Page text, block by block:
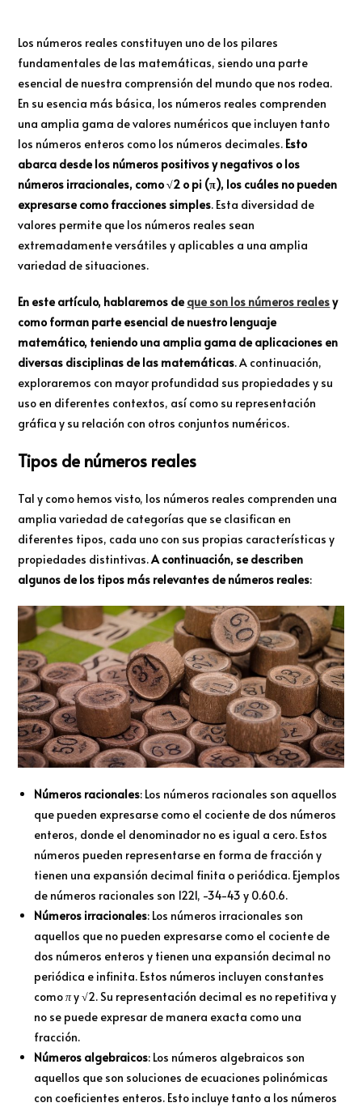
Los números reales constituyen uno de los pilares
fundamentales de las matemáticas, siendo una parte
esencial de nuestra comprensión del mundo que nos rodea.
En su esencia más básica, los números reales comprenden
una amplia gama de valores numéricos que incluyen tanto
los números enteros como los números decimales. Esto
abarca desde los números positivos y negativos o los
números irracionales, como √2 o pi (π), los cuáles no pueden
expresarse como fracciones simples. Esta diversidad de
valores permite que los números reales sean
extremadamente versátiles y aplicables a una amplia
variedad de situaciones.
En este artículo, hablaremos deque son los números realesy
como forman parte esencial de nuestro lenguaje
matemático, teniendo una amplia gama de aplicaciones en
diversas disciplinas de las matemáticas. A continuación,
exploraremos con mayor profundidad sus propiedades y su
uso en diferentes contextos, así como su representación
gráfica y su relación con otros conjuntos numéricos.
Tipos de números reales
Tal y como hemos visto, los números reales comprenden una
amplia variedad de categorías que se clasifican en
diferentes tipos, cada uno con sus propias características y
propiedades distintivas.A continuación, se describen
algunos de los tipos más relevantes de números reales:
Números racionales: Los números racionales son aquellos
que pueden expresarse como el cociente de dos números
enteros, donde el denominador no es igual a cero. Estos
números pueden representarse en forma de fracción y
tienen una expansión decimal finita o periódica. Ejemplos
de números racionales son 1221​, −34−43​ y 0.60.6.
Números irracionales: Los números irracionales son
aquellos que no pueden expresarse como el cociente de
dos números enteros y tienen una expansión decimal no
periódica e infinita. Estos números incluyen constantes
comoπy √2​. Su representación decimal es no repetitiva y
no se puede expresar de manera exacta como una
fracción.
Números algebraicos: Los números algebraicos son
aquellos que son soluciones de ecuaciones polinómicas
con coeficientes enteros. Esto incluye tanto a los números